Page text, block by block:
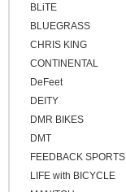
BLiTE
BLUEGRASS
CHRIS KING
CONTINENTAL
DeFeet
DEITY
DMR BIKES
DMT
FEEDBACK SPORTS
LIFE with BICYCLE